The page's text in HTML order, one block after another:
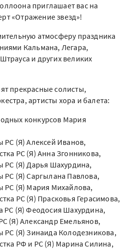
приглашает вас на
«Отражение звезд»!
атмосферу праздника
Кальмана, Легара,
и других великих
прекрасные солисты,
артисты хора и балета:
конкурсов Мария
РС (Я) Алексей Иванов,
РС (Я) Анна Згонникова,
РС (Я) Дарья Шахурдина,
РС (Я) Саргылана Павлова,
РС (Я) Мария Михайлова,
РС (Я) Прасковья Герасимова,
РС (Я) Феодосия Шахурдина,
(Я) Александр Емельянов,
РС (Я) Зинаида Колодезникова,
РФ и РС (Я) Марина Силина,